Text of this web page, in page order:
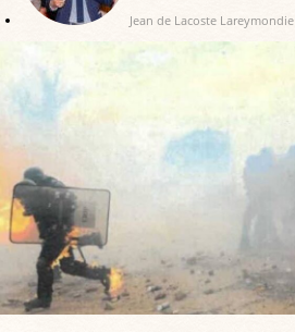
Jean de Lacoste Lareymondie